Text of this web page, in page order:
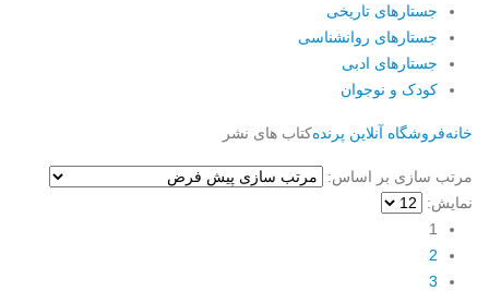
جستارهای تاریخی
جستارهای روانشناسی
جستارهای ادبی
کودک و نوجوان
خانهفروشگاه آنلاین پرندهکتاب های نشر
مرتب سازی بر اساس:
نمایش:
1
2
3